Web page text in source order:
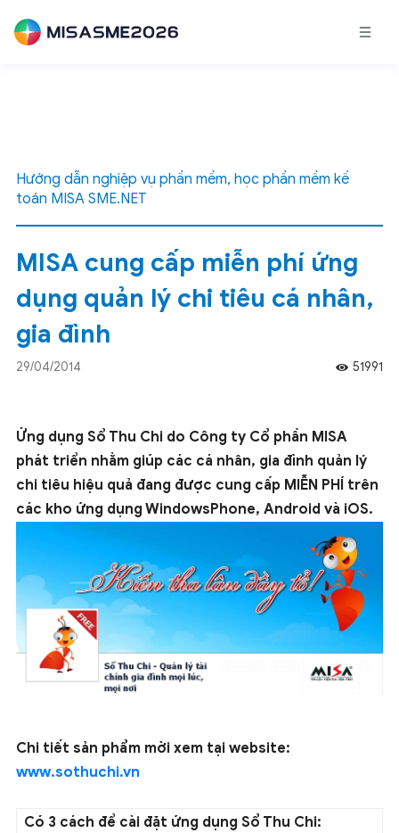
Hướng dẫn nghiệp vụ phần mềm, học phần mềm kế
toán MISA SME.NET
MISA cung cấp miễn phí ứng
dụng quản lý chi tiêu cá nhân,
gia đình
29/04/2014 51991
Ứng dụng Sổ Thu Chi do Công ty Cổ phần MISA
phát triển nhằm giúp các cá nhân, gia đình quản lý
chi tiêu hiệu quả đang được cung cấp MIỄN PHÍ trên
các kho ứng dụng WindowsPhone, Android và iOS.
Chi tiết sản phẩm mời xem tại website:
www.sothuchi.vn
Có 3 cách để cài đặt ứng dụng Sổ Thu Chi: